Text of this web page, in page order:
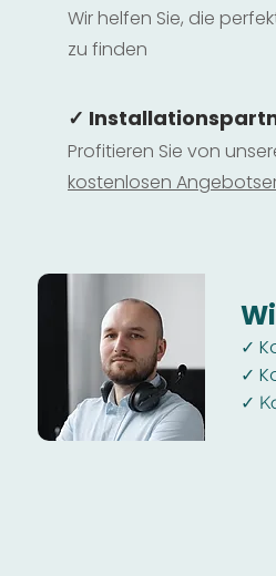
Wir helfen Sie, die
zu finden
✓
Profitieren Sie von
kostenlosen Ange
✓
✓
✓